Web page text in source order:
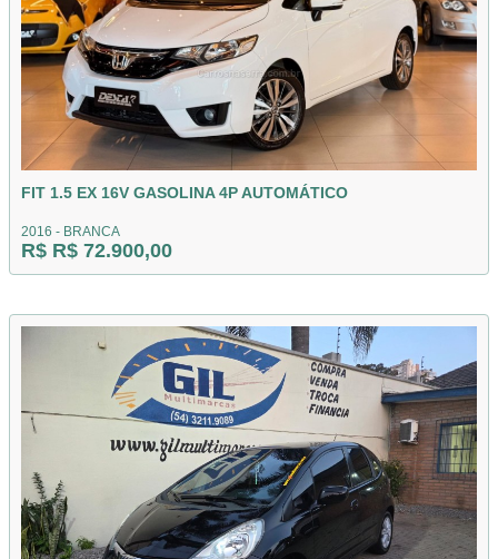
FIT 1.5 EX 16V GASOLINA 4P AUTOMÁTICO
2016 - BRANCA
R$ R$ 72.900,00